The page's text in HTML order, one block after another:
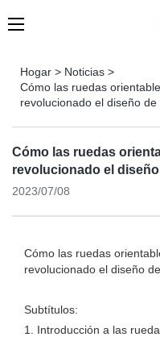
Hogar > Noticias >
Cómo las ruedas
revolucionado el diseño de
Cómo las ruedas
revolucionado el
2023/07/08
Cómo las ruedas
revolucionado el diseño
Subtítulos:
1. Introducción a las